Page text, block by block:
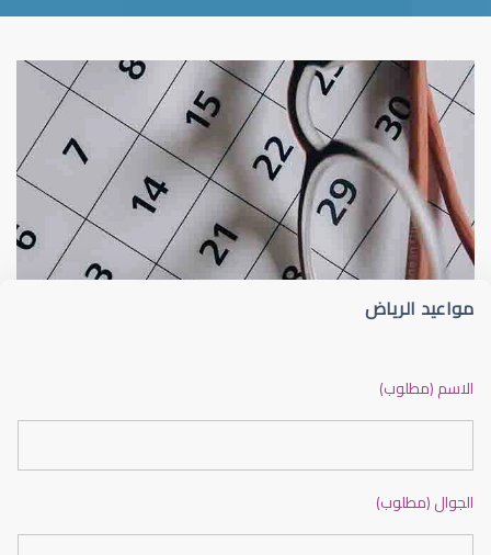
قلوبال لرعاية العين ضعف نظر
مواعيد الرياض
الاسم (مطلوب)
الجوال (مطلوب)